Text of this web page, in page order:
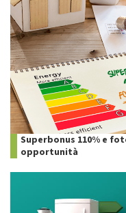
Superbonus 110% e
opportunità